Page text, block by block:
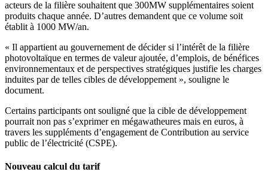
acteurs de la filière souhaitent que 300MW supplémentaires soient
produits chaque année. D’autres demandent que ce volume soit
établit à 1000 MW/an.
« Il appartient au gouvernement de décider si l’intérêt de la filière
photovoltaïque en termes de valeur ajoutée, d’emplois, de bénéfices
environnementaux et de perspectives stratégiques justifie les charges
induites par de telles cibles de développement », souligne le
document.
Certains participants ont souligné que la cible de développement
pourrait non pas s’exprimer en mégawatheures mais en euros, à
travers les suppléments d’engagement de Contribution au service
public de l’électricité (CSPE).
Nouveau calcul du tarif